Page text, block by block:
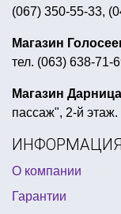
золотая
украшения на
метафан купить
новогодние
украшения для
накладные клыки
подарок на
вечеринка в
(067) 350-55-33,
Магазин
тел. (063) 638-71-
Магазин
пассаж", 2-й этаж.
ИНФОРМАЦИЯ
О компании
Гарантии